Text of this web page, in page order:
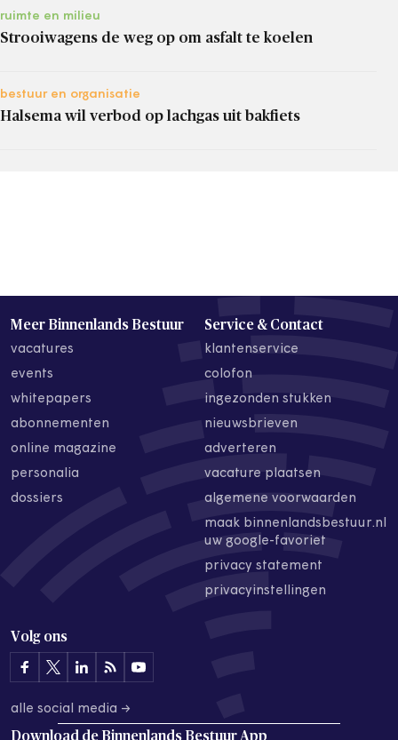
ruimte en milieu
Strooiwagens de weg op om asfalt te koelen
bestuur en organisatie
Halsema wil verbod op lachgas uit bakfiets
Meer Binnenlands Bestuur
vacatures
events
whitepapers
abonnementen
online magazine
personalia
dossiers
Service & Contact
klantenservice
colofon
ingezonden stukken
nieuwsbrieven
adverteren
vacature plaatsen
algemene voorwaarden
maak binnenlandsbestuur.nl
uw google-favoriet
privacy statement
privacyinstellingen
Volg ons
alle social media →
Download de Binnenlands Bestuur App